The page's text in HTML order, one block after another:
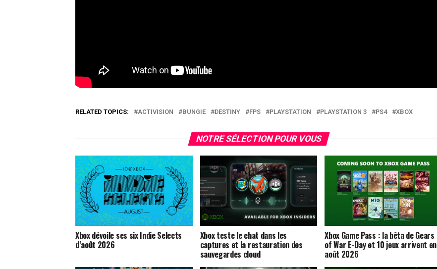
RELATED TOPICS: ACTIVISION BUNGIE DESTINY FPS PLAYSTATION PLAYSTATION 3 PS4 XBOX
NOTRE SÉLECTION POUR VOUS
Xbox dévoile ses six Indie Selects
d’août 2026
Xbox teste le chat dans les
captures et la restauration des
sauvegardes cloud
Xbox Game Pass : la bêta de Gears
of War E-Day et 10 jeux arrivent en
août 2026